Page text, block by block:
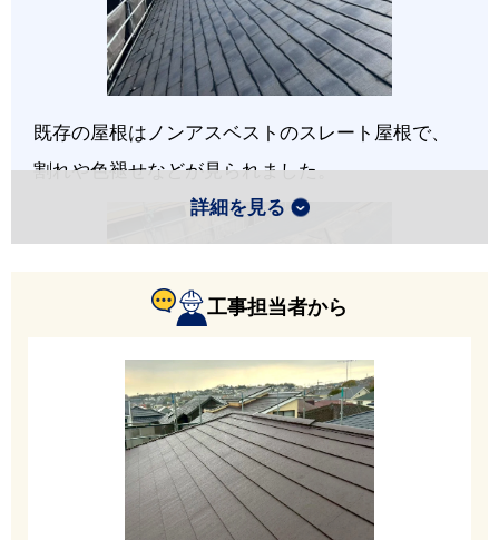
既存の屋根はノンアスベストのスレート屋根で、
割れや色褪せなどが見られました。
棟板金の下地には木材が使用されており、劣化が
見られました。
こちらを撤去し、新しいルーフィングを貼ってい
詳細を見る
工事担当者から